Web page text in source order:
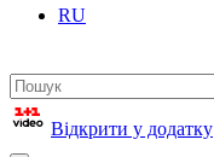
RU
Відкрити у додатку